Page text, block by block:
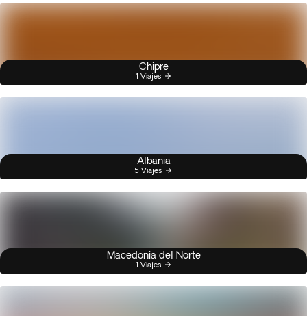
Chipre
1 Viajes
Albania
5 Viajes
Macedonia del Norte
1 Viajes